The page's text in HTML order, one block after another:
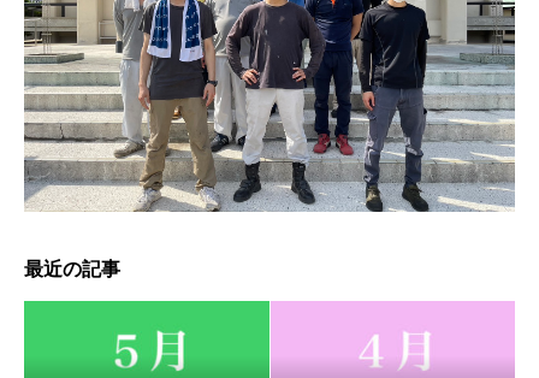
最近の記事